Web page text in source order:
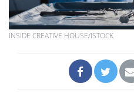
INSIDE CREATIVE HOUSE/ISTOCK